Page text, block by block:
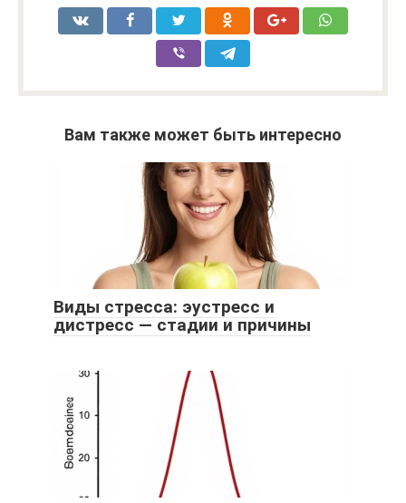
Вам также может быть интересно
Виды стресса: эустресс и
дистресс — стадии и причины